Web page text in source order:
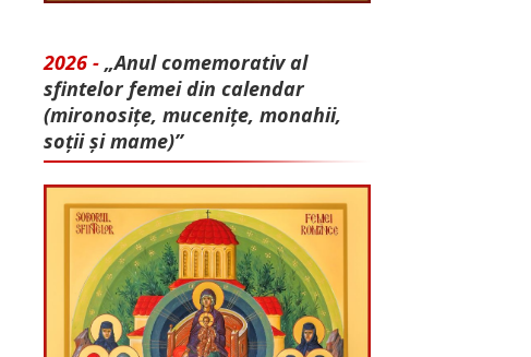
2026 - „Anul comemorativ al
sfintelor femei din calendar
(mironosițe, mu­cenițe, monahii,
soții și mame)”